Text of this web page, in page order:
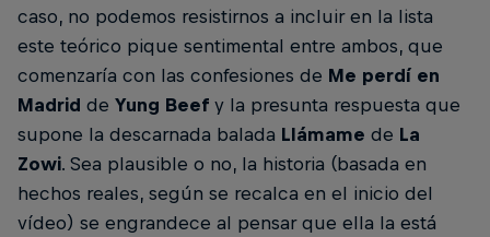
caso, no podemos resistirnos a incluir en la lista
este teórico pique sentimental entre ambos, que
comenzaría con las confesiones de Me perdí en
Madrid de Yung Beef y la presunta respuesta que
supone la descarnada balada Llámame de La
Zowi. Sea plausible o no, la historia (basada en
hechos reales, según se recalca en el inicio del
vídeo) se engrandece al pensar que ella la está